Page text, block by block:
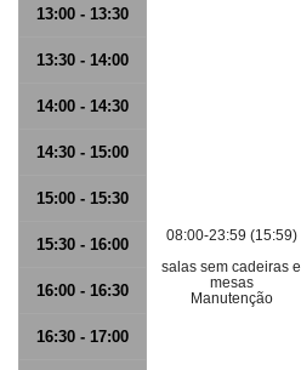
08:00-23:59 (15:59)
salas sem cadeiras e
mesas
Manutenção
13:00 - 13:30
13:30 - 14:00
14:00 - 14:30
14:30 - 15:00
15:00 - 15:30
15:30 - 16:00
16:00 - 16:30
16:30 - 17:00